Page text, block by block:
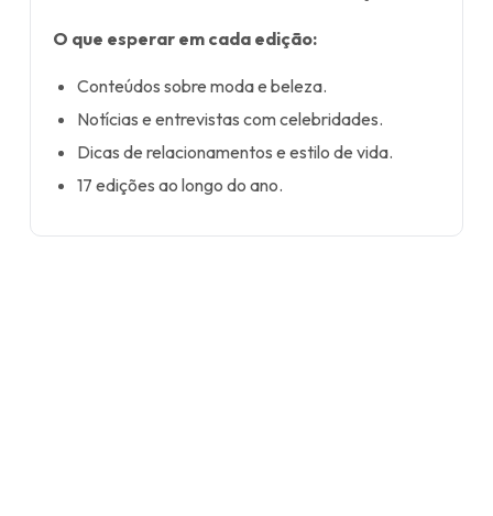
O que esperar em cada edição:
Conteúdos sobre moda e beleza.
Notícias e entrevistas com celebridades.
Dicas de relacionamentos e estilo de vida.
17 edições ao longo do ano.